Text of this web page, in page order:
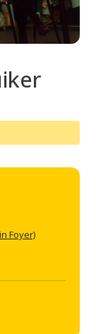
Foyer)